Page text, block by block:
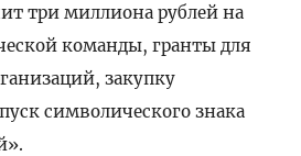
три миллиона рублей на
команды, гранты для
закупку
символического знака